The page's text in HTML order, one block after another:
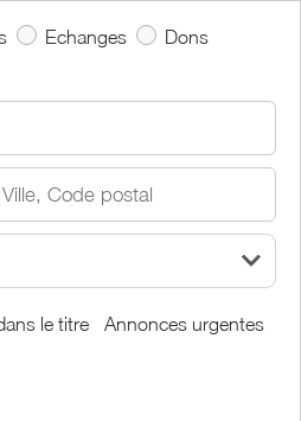
Echanges
Dons
le titre Annonces urgentes